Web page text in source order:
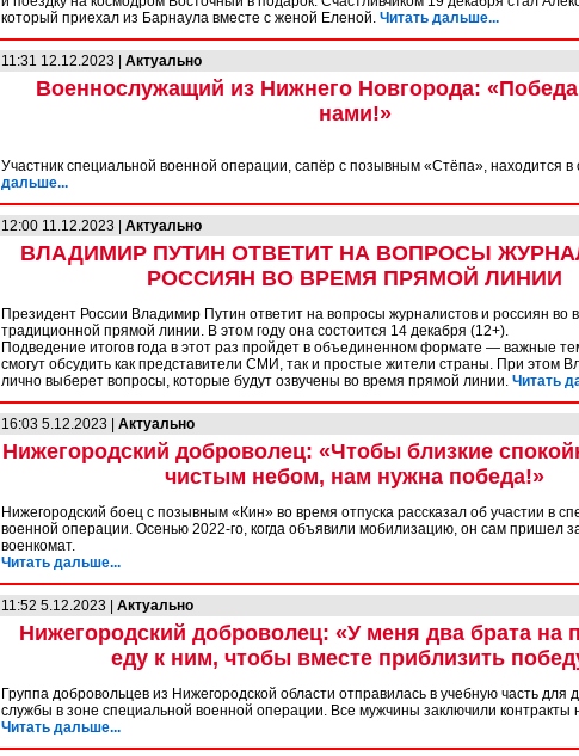
который приехал из Барнаула вместе с женой Еленой. Читать дальше...
11:31 12.12.2023 | Актуально
Военнослужащий из Нижнего Новгорода: «Победа
нами!»
Участник специальной военной операции, сапёр с позывным «Стёпа», находится в
дальше...
12:00 11.12.2023 | Актуально
ВЛАДИМИР ПУТИН ОТВЕТИТ НА ВОПРОСЫ
РОССИЯН ВО ВРЕМЯ ПРЯМОЙ ЛИНИИ
Президент России Владимир Путин ответит на вопросы журналистов и россиян во
традиционной прямой линии. В этом году она состоится 14 декабря (12+).
Подведение итогов года в этот раз пройдет в объединенном формате — важные
смогут обсудить как представители СМИ, так и простые жители страны. При этом
лично выберет вопросы, которые будут озвучены во время прямой линии. Читать
16:03 5.12.2023 | Актуально
Нижегородский доброволец: «Чтобы близкие
чистым небом, нам нужна победа!»
Нижегородский боец с позывным «Кин» во время отпуска рассказал об участии в
военной операции. Осенью 2022-го, когда объявили мобилизацию, он сам пришел
военкомат.
Читать дальше...
11:52 5.12.2023 | Актуально
Нижегородский доброволец: «У меня два брата на
еду к ним, чтобы вместе приблизить
Группа добровольцев из Нижегородской области отправилась в учебную часть для
службы в зоне специальной военной операции. Все мужчины заключили контракты
Читать дальше...